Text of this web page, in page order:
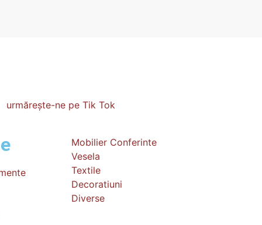
urmărește-ne pe Tik Tok
Mobilier Conferinte
Vesela
Textile
Decoratiuni
Diverse